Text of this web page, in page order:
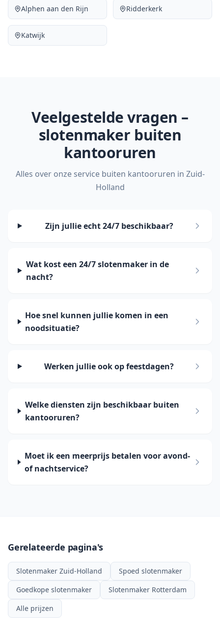
Alphen aan den Rijn Ridderkerk
Katwijk
Veelgestelde vragen –
slotenmaker buiten
kantooruren
Alles over onze service buiten kantooruren in Zuid-
Holland
Zijn jullie echt 24/7 beschikbaar?
Wat kost een 24/7 slotenmaker in de
nacht?
Hoe snel kunnen jullie komen in een
noodsituatie?
Werken jullie ook op feestdagen?
Welke diensten zijn beschikbaar buiten
kantooruren?
Moet ik een meerprijs betalen voor avond-
of nachtservice?
Gerelateerde pagina's
Slotenmaker Zuid-Holland
Spoed slotenmaker
Goedkope slotenmaker
Slotenmaker Rotterdam
Alle prijzen